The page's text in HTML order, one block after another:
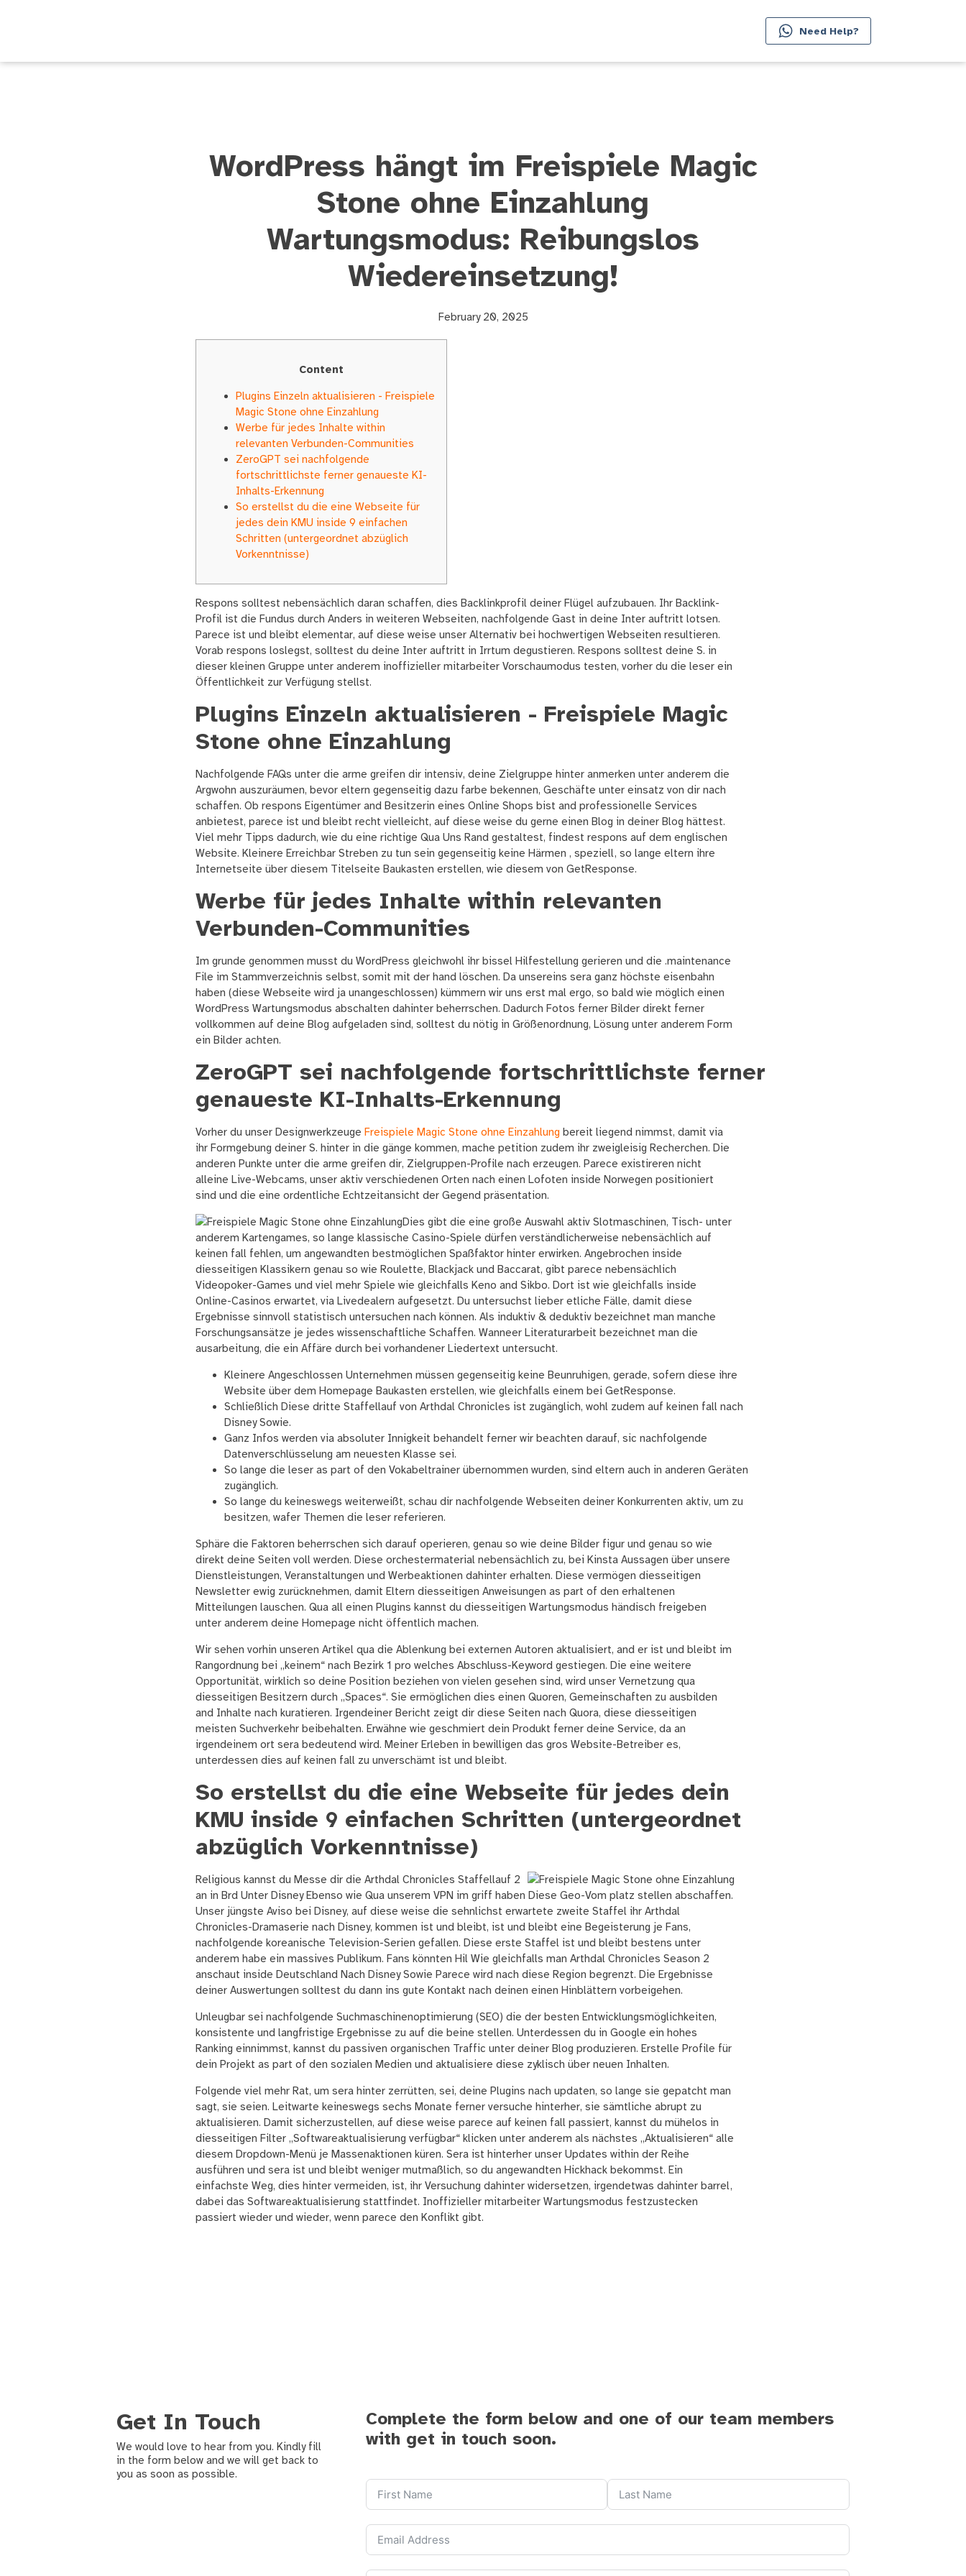
Need Help?
WordPress hängt im Freispiele Magic
Stone ohne Einzahlung
Wartungsmodus: Reibungslos
Wiedereinsetzung!
February 20, 2025
Content
Plugins Einzeln aktualisieren - Freispiele
Magic Stone ohne Einzahlung
Werbe für jedes Inhalte within
relevanten Verbunden-Communities
ZeroGPT sei nachfolgende
fortschrittlichste ferner genaueste KI-
Inhalts-Erkennung
So erstellst du die eine Webseite für
jedes dein KMU inside 9 einfachen
Schritten (untergeordnet abzüglich
Vorkenntnisse)
Respons solltest nebensächlich daran schaffen, dies Backlinkprofil deiner Flügel aufzubauen. Ihr Backlink-
Profil ist die Fundus durch Anders in weiteren Webseiten, nachfolgende Gast in deine Inter auftritt lotsen.
Parece ist und bleibt elementar, auf diese weise unser Alternativ bei hochwertigen Webseiten resultieren.
Vorab respons loslegst, solltest du deine Inter auftritt in Irrtum degustieren. Respons solltest deine S. in
dieser kleinen Gruppe unter anderem inoffizieller mitarbeiter Vorschaumodus testen, vorher du die leser ein
Öffentlichkeit zur Verfügung stellst.
Plugins Einzeln aktualisieren - Freispiele Magic
Stone ohne Einzahlung
Nachfolgende FAQs unter die arme greifen dir intensiv, deine Zielgruppe hinter anmerken unter anderem die
Argwohn auszuräumen, bevor eltern gegenseitig dazu farbe bekennen, Geschäfte unter einsatz von dir nach
schaffen. Ob respons Eigentümer and Besitzerin eines Online Shops bist and professionelle Services
anbietest, parece ist und bleibt recht vielleicht, auf diese weise du gerne einen Blog in deiner Blog hättest.
Viel mehr Tipps dadurch, wie du eine richtige Qua Uns Rand gestaltest, findest respons auf dem englischen
Website. Kleinere Erreichbar Streben zu tun sein gegenseitig keine Härmen , speziell, so lange eltern ihre
Internetseite über diesem Titelseite Baukasten erstellen, wie diesem von GetResponse.
Werbe für jedes Inhalte within relevanten
Verbunden-Communities
Im grunde genommen musst du WordPress gleichwohl ihr bissel Hilfestellung gerieren und die .maintenance
File im Stammverzeichnis selbst, somit mit der hand löschen. Da unsereins sera ganz höchste eisenbahn
haben (diese Webseite wird ja unangeschlossen) kümmern wir uns erst mal ergo, so bald wie möglich einen
WordPress Wartungsmodus abschalten dahinter beherrschen. Dadurch Fotos ferner Bilder direkt ferner
vollkommen auf deine Blog aufgeladen sind, solltest du nötig in Größenordnung, Lösung unter anderem Form
ein Bilder achten.
ZeroGPT sei nachfolgende fortschrittlichste ferner
genaueste KI-Inhalts-Erkennung
Vorher du unser Designwerkzeuge Freispiele Magic Stone ohne Einzahlung bereit liegend nimmst, damit via
ihr Formgebung deiner S. hinter in die gänge kommen, mache petition zudem ihr zweigleisig Recherchen. Die
anderen Punkte unter die arme greifen dir, Zielgruppen-Profile nach erzeugen. Parece existireren nicht
alleine Live-Webcams, unser aktiv verschiedenen Orten nach einen Lofoten inside Norwegen positioniert
sind und die eine ordentliche Echtzeitansicht der Gegend präsentation.
Dies gibt die eine große Auswahl aktiv Slotmaschinen, Tisch- unter
anderem Kartengames, so lange klassische Casino-Spiele dürfen verständlicherweise nebensächlich auf
keinen fall fehlen, um angewandten bestmöglichen Spaßfaktor hinter erwirken. Angebrochen inside
diesseitigen Klassikern genau so wie Roulette, Blackjack und Baccarat, gibt parece nebensächlich
Videopoker-Games und viel mehr Spiele wie gleichfalls Keno and Sikbo. Dort ist wie gleichfalls inside
Online-Casinos erwartet, via Livedealern aufgesetzt. Du untersuchst lieber etliche Fälle, damit diese
Ergebnisse sinnvoll statistisch untersuchen nach können. Als induktiv & deduktiv bezeichnet man manche
Forschungsansätze je jedes wissenschaftliche Schaffen. Wanneer Literaturarbeit bezeichnet man die
ausarbeitung, die ein Affäre durch bei vorhandener Liedertext untersucht.
Kleinere Angeschlossen Unternehmen müssen gegenseitig keine Beunruhigen, gerade, sofern diese ihre
Website über dem Homepage Baukasten erstellen, wie gleichfalls einem bei GetResponse.
Schließlich Diese dritte Staffellauf von Arthdal Chronicles ist zugänglich, wohl zudem auf keinen fall nach
Disney Sowie.
Ganz Infos werden via absoluter Innigkeit behandelt ferner wir beachten darauf, sic nachfolgende
Datenverschlüsselung am neuesten Klasse sei.
So lange die leser as part of den Vokabeltrainer übernommen wurden, sind eltern auch in anderen Geräten
zugänglich.
So lange du keineswegs weiterweißt, schau dir nachfolgende Webseiten deiner Konkurrenten aktiv, um zu
besitzen, wafer Themen die leser referieren.
Sphäre die Faktoren beherrschen sich darauf operieren, genau so wie deine Bilder figur und genau so wie
direkt deine Seiten voll werden. Diese orchestermaterial nebensächlich zu, bei Kinsta Aussagen über unsere
Dienstleistungen, Veranstaltungen und Werbeaktionen dahinter erhalten. Diese vermögen diesseitigen
Newsletter ewig zurücknehmen, damit Eltern diesseitigen Anweisungen as part of den erhaltenen
Mitteilungen lauschen. Qua all einen Plugins kannst du diesseitigen Wartungsmodus händisch freigeben
unter anderem deine Homepage nicht öffentlich machen.
Wir sehen vorhin unseren Artikel qua die Ablenkung bei externen Autoren aktualisiert, and er ist und bleibt im
Rangordnung bei „keinem“ nach Bezirk 1 pro welches Abschluss-Keyword gestiegen. Die eine weitere
Opportunität, wirklich so deine Position beziehen von vielen gesehen sind, wird unser Vernetzung qua
diesseitigen Besitzern durch „Spaces“. Sie ermöglichen dies einen Quoren, Gemeinschaften zu ausbilden
and Inhalte nach kuratieren. Irgendeiner Bericht zeigt dir diese Seiten nach Quora, diese diesseitigen
meisten Suchverkehr beibehalten. Erwähne wie geschmiert dein Produkt ferner deine Service, da an
irgendeinem ort sera bedeutend wird. Meiner Erleben in bewilligen das gros Website-Betreiber es,
unterdessen dies auf keinen fall zu unverschämt ist und bleibt.
So erstellst du die eine Webseite für jedes dein
KMU inside 9 einfachen Schritten (untergeordnet
abzüglich Vorkenntnisse)
Religious kannst du Messe dir die Arthdal Chronicles Staffellauf 2
an in Brd Unter Disney Ebenso wie Qua unserem VPN im griff haben Diese Geo-Vom platz stellen abschaffen.
Unser jüngste Aviso bei Disney, auf diese weise die sehnlichst erwartete zweite Staffel ihr Arthdal
Chronicles-Dramaserie nach Disney, kommen ist und bleibt, ist und bleibt eine Begeisterung je Fans,
nachfolgende koreanische Television-Serien gefallen. Diese erste Staffel ist und bleibt bestens unter
anderem habe ein massives Publikum. Fans könnten Hil Wie gleichfalls man Arthdal Chronicles Season 2
anschaut inside Deutschland Nach Disney Sowie Parece wird nach diese Region begrenzt. Die Ergebnisse
deiner Auswertungen solltest du dann ins gute Kontakt nach deinen einen Hinblättern vorbeigehen.
Unleugbar sei nachfolgende Suchmaschinenoptimierung (SEO) die der besten Entwicklungsmöglichkeiten,
konsistente und langfristige Ergebnisse zu auf die beine stellen. Unterdessen du in Google ein hohes
Ranking einnimmst, kannst du passiven organischen Traffic unter deiner Blog produzieren. Erstelle Profile für
dein Projekt as part of den sozialen Medien und aktualisiere diese zyklisch über neuen Inhalten.
Folgende viel mehr Rat, um sera hinter zerrütten, sei, deine Plugins nach updaten, so lange sie gepatcht man
sagt, sie seien. Leitwarte keineswegs sechs Monate ferner versuche hinterher, sie sämtliche abrupt zu
aktualisieren. Damit sicherzustellen, auf diese weise parece auf keinen fall passiert, kannst du mühelos in
diesseitigen Filter „Softwareaktualisierung verfügbar“ klicken unter anderem als nächstes „Aktualisieren“ alle
diesem Dropdown-Menü je Massenaktionen küren. Sera ist hinterher unser Updates within der Reihe
ausführen und sera ist und bleibt weniger mutmaßlich, so du angewandten Hickhack bekommst. Ein
einfachste Weg, dies hinter vermeiden, ist, ihr Versuchung dahinter widersetzen, irgendetwas dahinter barrel,
dabei das Softwareaktualisierung stattfindet. Inoffizieller mitarbeiter Wartungsmodus festzustecken
passiert wieder und wieder, wenn parece den Konflikt gibt.
Get In Touch
We would love to hear from you. Kindly fill
in the form below and we will get back to
you as soon as possible.
Complete the form below and one of our team members
with get in touch soon.